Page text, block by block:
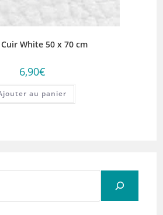
White 50 x 70 cm
6,90€
au panier